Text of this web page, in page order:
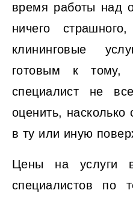
время работы над
ничего
клининговые
готовым к тому,
специалист не
оценить, насколько
в ту или иную
Цены на услуги
специалистов по